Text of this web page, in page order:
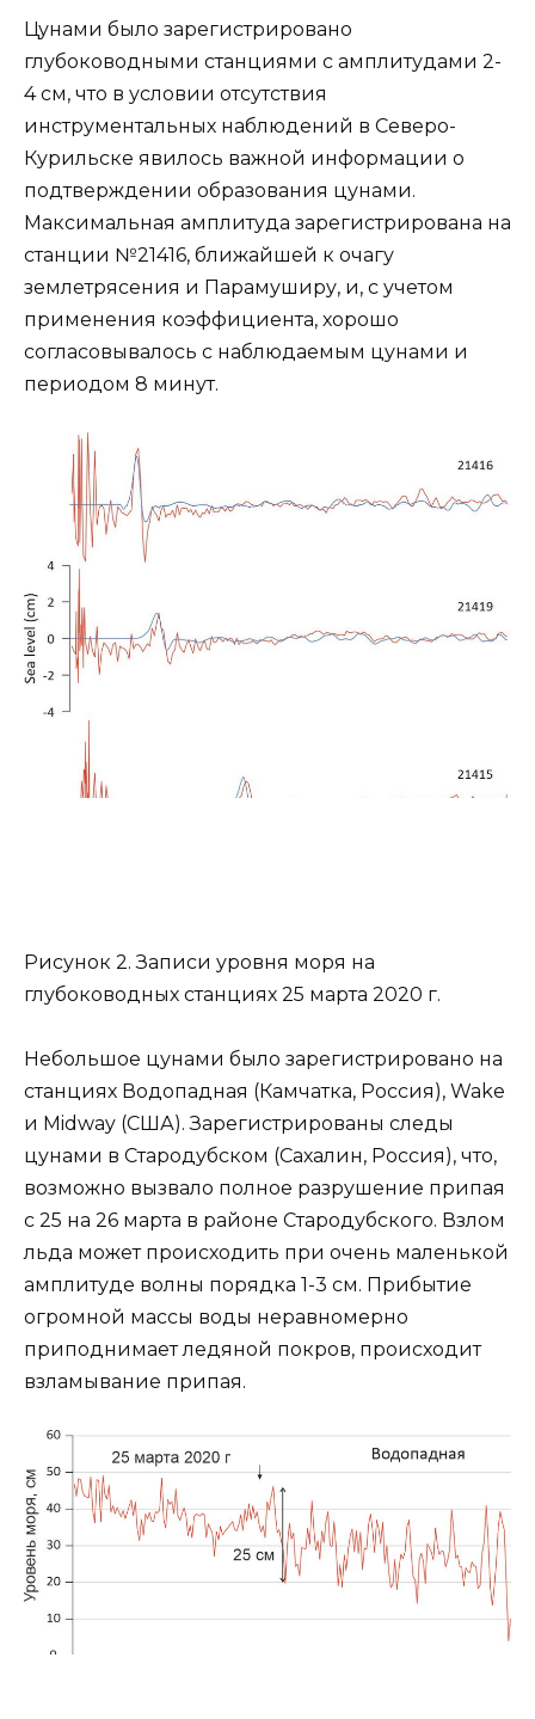
Цунами было зарегистрировано
глубоководными станциями с амплитудами 2-
4 см, что в условии отсутствия
инструментальных наблюдений в Северо-
Курильске явилось важной информации о
подтверждении образования цунами.
Максимальная амплитуда зарегистрирована на
станции №21416, ближайшей к очагу
землетрясения и Парамуширу, и, с учетом
применения коэффициента, хорошо
согласовывалось с наблюдаемым цунами и
периодом 8 минут.
Рисунок 2. Записи уровня моря на
глубоководных станциях 25 марта 2020 г.
Небольшое цунами было зарегистрировано на
станциях Водопадная (Камчатка, Россия), Wake
и Midway (США). Зарегистрированы следы
цунами в Стародубском (Сахалин, Россия), что,
возможно вызвало полное разрушение припая
с 25 на 26 марта в районе Стародубского. Взлом
льда может происходить при очень маленькой
амплитуде волны порядка 1-3 см. Прибытие
огромной массы воды неравномерно
приподнимает ледяной покров, происходит
взламывание припая.